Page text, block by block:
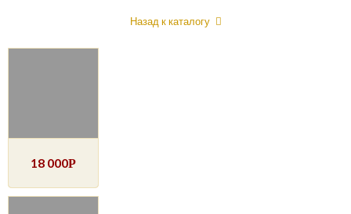
Назад к каталогу
18 000Р